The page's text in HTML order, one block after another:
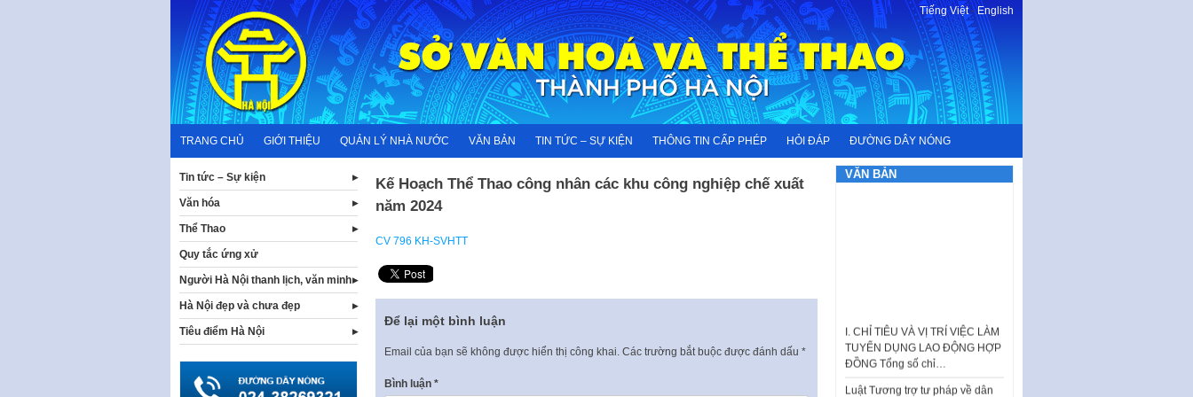
content
Tiếng Việt-English
TRANG CHỦ GIỚI THIỆU QUẢN LÝ NHÀ NƯỚC VĂN BẢN TIN TỨC – SỰ KIỆN THÔNG TIN CẤP PHÉP HỎI ĐÁP ĐƯỜNG DÂY NÓNG
Kế Hoạch Thể Thao công nhân các khu công nghiệp chế xuất
năm 2024
CV 796 KH-SVHTT
Để lại một bình luận
Email của bạn sẽ không được hiển thị công khai. Các trường bắt buộc được đánh dấu *
Bình luận *
Tin tức – Sự kiện
Văn hóa
Thể Thao
Quy tắc ứng xử
Người Hà Nội thanh lịch, văn minh
Hà Nội đẹp và chưa đẹp
Tiêu điểm Hà Nội
VĂN BẢN
TUYỂN DỤNG LAO ĐỘNG HỢP
ĐỒNG Tổng số chỉ…
sự và Kế hoạch số 187KH-